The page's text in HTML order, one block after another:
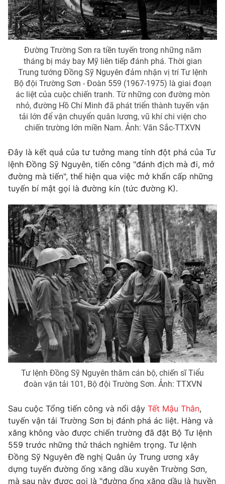
Cơ quan chủ quản:Đài Truyền hình Việt Nam
Cơ quan báo chí:
Thời báo VTV
Giấy phép hoạt động báo in và báo điện tử số 483/GP-BTTTT
cấp ngày 29/12/2023
Tổng Biên tập:Vũ Thanh Thủy
Phó Tổng Biên tập: Nguyễn Thị Mỹ Hạnh, Phạm Quốc Thắng,
Nguyễn Trọng Ninh
Tổng đài VTV:024.38 355 931 - 024.38 355 932
Email:toasoan@vtv.vn
Liên hệ quảng cáo:024-7300.7108
® Cấm sao chép dưới mọi hình thức nếu không có sự chấp
thuận bằng văn bản. Ghi rõ nguồn VTV.vn khi phát hành lại
thông tin từ website này.
Đường Trường Sơn ra tiền tuyến trong những năm
tháng bị máy bay Mỹ liên tiếp đánh phá. Thời gian
Trung tướng Đồng Sỹ Nguyên đảm nhận vị trí Tư lệnh
Bộ đội Trường Sơn - Đoàn 559 (1967-1975) là giai đoạn
ác liệt của cuộc chiến tranh. Từ những con đường mòn
nhỏ, đường Hồ Chí Minh đã phát triển thành tuyến vận
tải lớn để vận chuyển quân lương, vũ khí chi viện cho
chiến trường lớn miền Nam. Ảnh: Văn Sắc-TTXVN
Đây là kết quả của tư tưởng mang tính đột phá của Tư
lệnh Đồng Sỹ Nguyên, tiến công "đánh địch mà đi, mở
đường mà tiến", thể hiện qua việc mở khẩn cấp những
tuyến bí mật gọi là đường kín (tức đường K).
Tư lệnh Đồng Sỹ Nguyên thăm cán bộ, chiến sĩ Tiểu
đoàn vận tải 101, Bộ đội Trường Sơn. Ảnh: TTXVN
Sau cuộc Tổng tiến công và nổi dậy Tết Mậu Thân,
tuyến vận tải Trường Sơn bị đánh phá ác liệt. Hàng và
xăng không vào được chiến trường đã đặt Bộ Tư lệnh
559 trước những thử thách nghiêm trọng. Tư lệnh
Đồng Sỹ Nguyên đề nghị Quân ủy Trung ương xây
dựng tuyến đường ống xăng dầu xuyên Trường Sơn,
mà sau này được gọi là "đường ống xăng dầu là huyền